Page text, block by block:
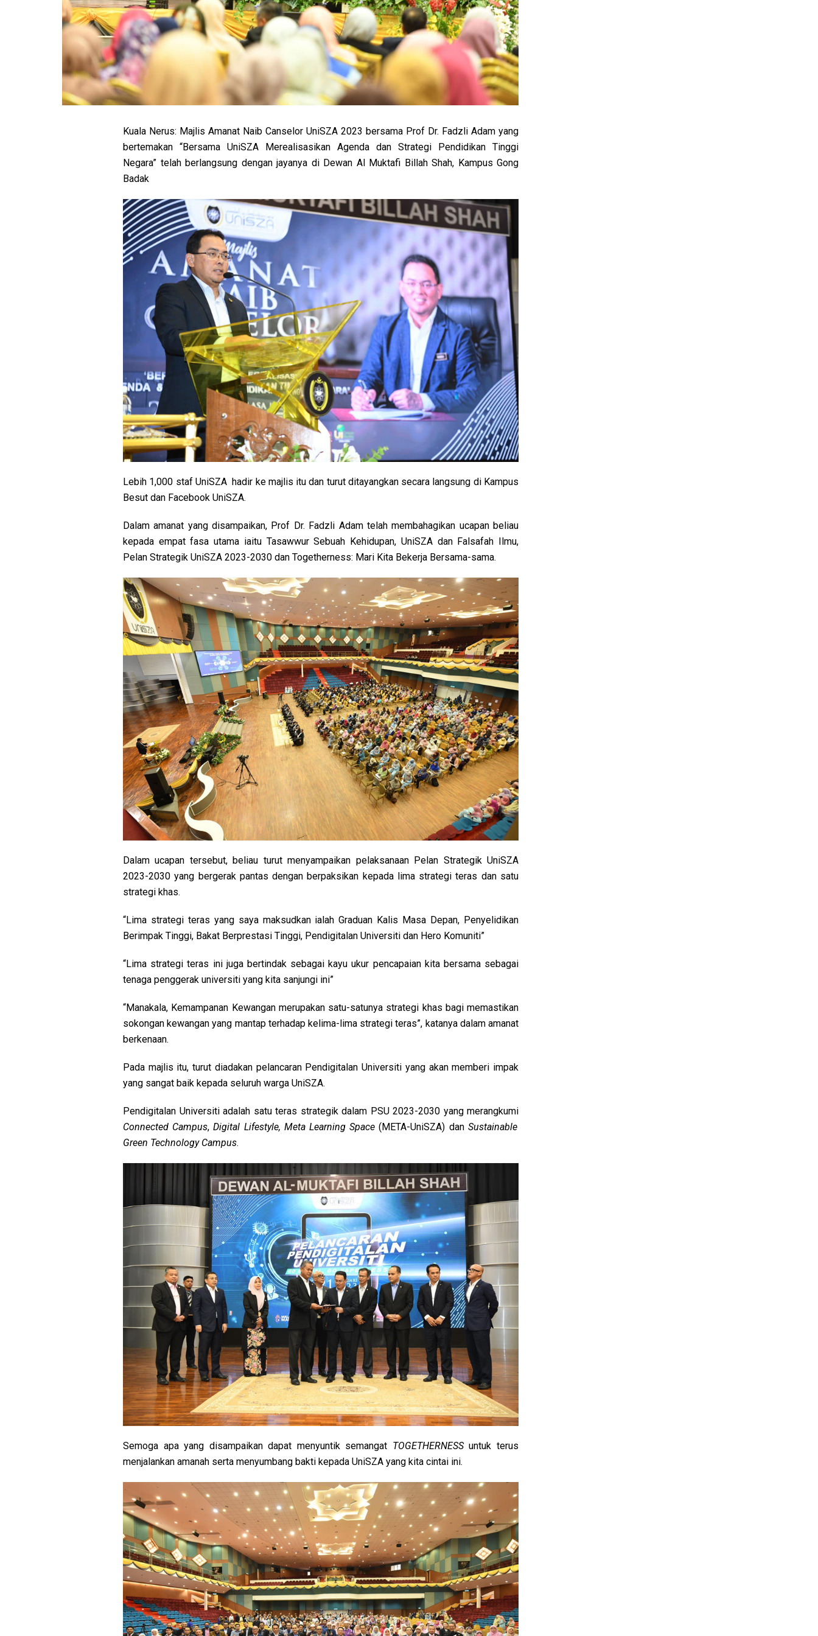
Kuala Nerus: Majlis Amanat Naib Canselor UniSZA 2023 bersama Prof Dr. Fadzli Adam yang
bertemakan “Bersama UniSZA Merealisasikan Agenda dan Strategi Pendidikan Tinggi
Negara” telah berlangsung dengan jayanya di Dewan Al Muktafi Billah Shah, Kampus Gong
Badak
Lebih 1,000 staf UniSZA hadir ke majlis itu dan turut ditayangkan secara langsung di Kampus
Besut dan Facebook UniSZA.
Dalam amanat yang disampaikan, Prof Dr. Fadzli Adam telah membahagikan ucapan beliau
kepada empat fasa utama iaitu Tasawwur Sebuah Kehidupan, UniSZA dan Falsafah Ilmu,
Pelan Strategik UniSZA 2023-2030 dan Togetherness: Mari Kita Bekerja Bersama-sama.
Dalam ucapan tersebut, beliau turut menyampaikan pelaksanaan Pelan Strategik UniSZA
2023-2030 yang bergerak pantas dengan berpaksikan kepada lima strategi teras dan satu
strategi khas.
“Lima strategi teras yang saya maksudkan ialah Graduan Kalis Masa Depan, Penyelidikan
Berimpak Tinggi, Bakat Berprestasi Tinggi, Pendigitalan Universiti dan Hero Komuniti”
“Lima strategi teras ini juga bertindak sebagai kayu ukur pencapaian kita bersama sebagai
tenaga penggerak universiti yang kita sanjungi ini”
“Manakala, Kemampanan Kewangan merupakan satu-satunya strategi khas bagi memastikan
sokongan kewangan yang mantap terhadap kelima-lima strategi teras”, katanya dalam amanat
berkenaan.
Pada majlis itu, turut diadakan pelancaran Pendigitalan Universiti yang akan memberi impak
yang sangat baik kepada seluruh warga UniSZA.
Pendigitalan Universiti adalah satu teras strategik dalam PSU 2023-2030 yang merangkumi
Connected Campus,Digital Lifestyle, Meta Learning Space (META-UniSZA) dan Sustainable
Green Technology Campus.
Semoga apa yang disampaikan dapat menyuntik semangat TOGETHERNESSuntuk terus
menjalankan amanah serta menyumbang bakti kepada UniSZA yang kita cintai ini.